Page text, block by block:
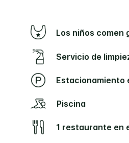
Los niños comen
Servicio de
Estacionamiento
Piscina
1 restaurante en